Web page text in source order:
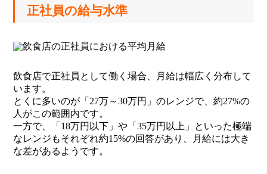
正社員の給与水準
飲食店で正社員として働く場合、月給は幅広く分布して
います。
とくに多いのが「27万～30万円」のレンジで、約27%の
人がこの範囲内です。
一方で、「18万円以下」や「35万円以上」といった極端
なレンジもそれぞれ約15%の回答があり、月給には大き
な差があるようです。